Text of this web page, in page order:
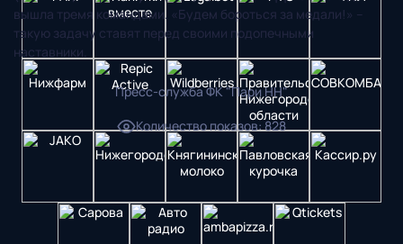
вышла тремя командами. «Будем бороться за медали!» –
такую задачу ставят перед своими подопечными
наставники.
Пресс-служба ФК "Пари НН"
Количество показов:828